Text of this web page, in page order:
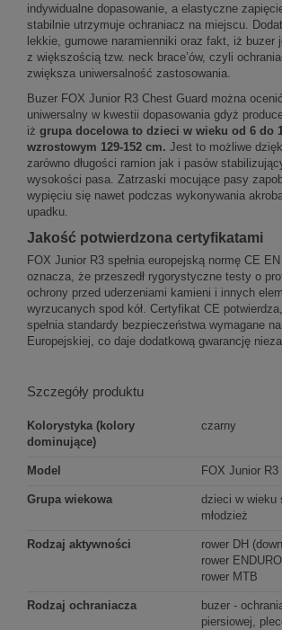
indywidualne dopasowanie, a elastyczne
stabilnie utrzymuje ochraniacz na miejscu.
lekkie, gumowe naramienniki oraz fakt, iż buzer
z większością tzw. neck brace’ów, czyli
zwiększa uniwersalność zastosowania.
Buzer FOX Junior R3 Chest Guard można
uniwersalny w kwestii dopasowania gdyż
iż grupa docelowa to dzieci w wieku od 6 do
wzrostowym 129-152 cm. Jest to możliwe
zarówno długości ramion jak i pasów
wysokości pasa. Zatrzaski mocujące pasy
wypięciu się nawet podczas wykonywania
upadku.
Jakość potwierdzona certyfikatami
FOX Junior R3 spełnia europejską normę CE
oznacza, że przeszedł rygorystyczne testy o
ochrony przed uderzeniami kamieni i innych
wyrzucanych spod kół. Certyfikat CE
spełnia standardy bezpieczeństwa wymagane
Europejskiej, co daje dodatkową gwarancję
Szczegóły produktu
Kolorystyka (kolory
dominujące)
czarny
Model FOX Junior R3
Grupa wiekowa
dzieci w wieku
młodzież
Rodzaj aktywności
rower DH
rower ENDURO
rower MTB
Rodzaj ochraniacza
buzer -
piersiowej,